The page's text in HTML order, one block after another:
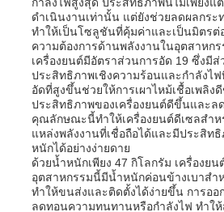
บ้าน
ผลิตภัณฑ์
วิดีโอ
ดำเนินงานเท่านั้น แต่ยังช่วยลดผลกระ
ทำให้เป็นโซลูชันที่คุ้มค่าและเป็นมิตรต่
ความต้องการด้านพลังงานในอุตสาหกร
เครื่องยนต์มีอัตราส่วนการอัด 19 ซึ่งมี
ประสิทธิภาพเชิงความร้อนและกำลังไ
อัดที่สูงขึ้นช่วยให้การเผาไหม้เชื้อเพลิง
ประสิทธิภาพของเครื่องยนต์ดีขึ้นและล
คุณลักษณะนี้ทำให้เครื่องยนต์ดีเซลสำห
แหล่งพลังงานที่เชื่อถือได้และมีประสิท
หนักได้อย่างง่ายดาย
ด้วยน้ำหนักเพียง 47 กิโลกรัม เครื่องย
อุตสาหกรรมนี้มีน้ำหนักค่อนข้างเบาสำ
ทำให้ขนส่งและติดตั้งได้ง่ายขึ้น การออ
ลดทอนความทนทานหรือกำลังไฟ ทำใ